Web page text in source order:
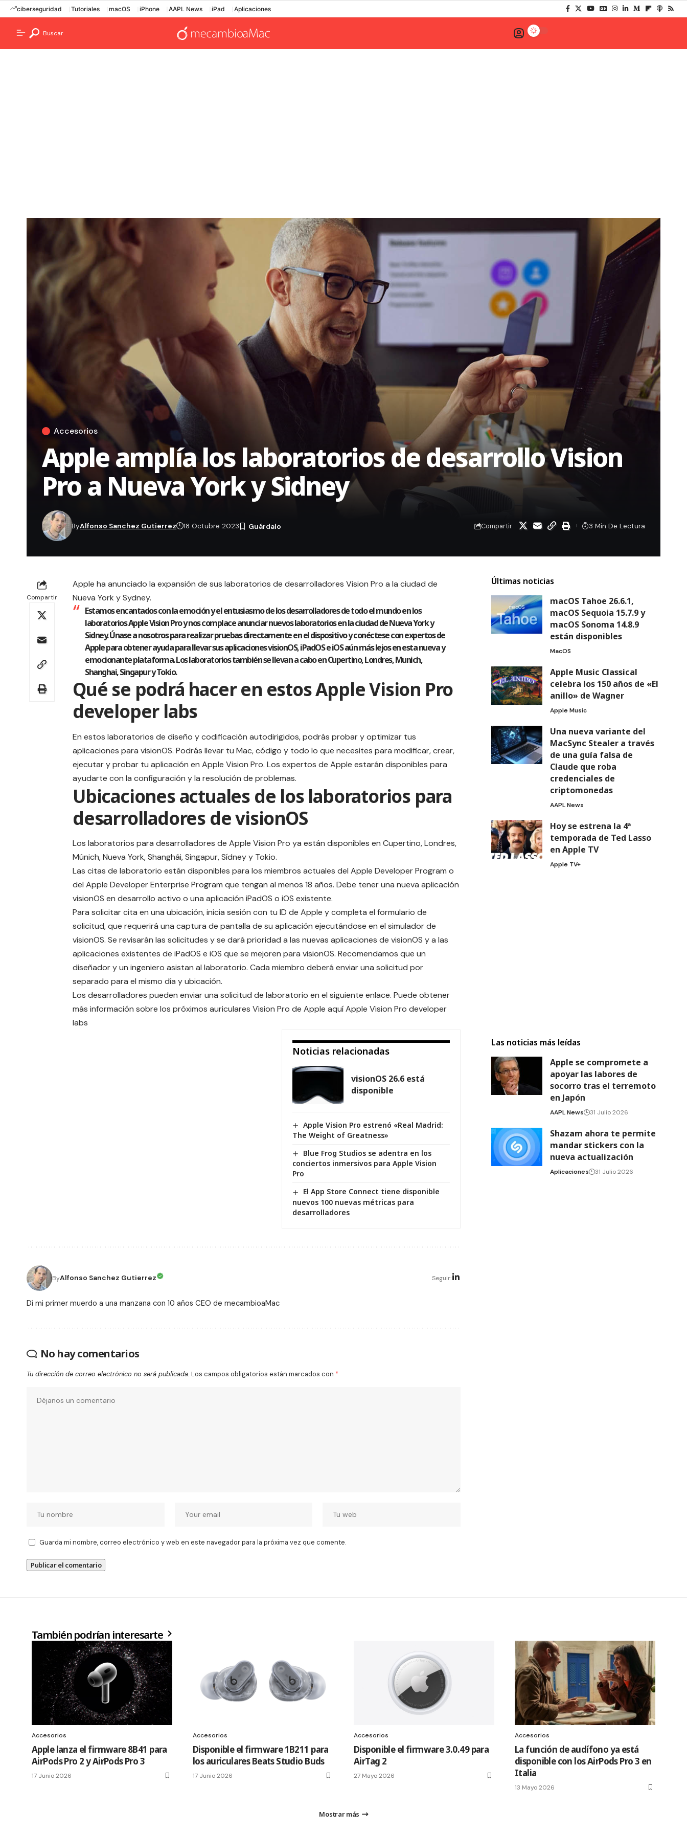
ciberseguridad Tutoriales macOS iPhone AAPL News iPad Aplicaciones
Buscar
Accesorios
Apple amplía los laboratorios de desarrollo Vision
Pro a Nueva York y Sidney
ByAlfonso Sanchez Gutierrez 18 Octubre 2023 Compartir 3 Min De Lectura
Compartir
Apple ha anunciado la expansión de sus laboratorios de desarrolladores Vision Pro a la ciudad de
Nueva York y Sydney.
Estamos encantados con la emoción y el entusiasmo de los desarrolladores de todo el mundo en los
laboratorios Apple Vision Pro y nos complace anunciar nuevos laboratorios en la ciudad de Nueva York y
Sidney. Únase a nosotros para realizar pruebas directamente en el dispositivo y conéctese con expertos de
Apple para obtener ayuda para llevar sus aplicaciones visionOS, iPadOS e iOS aún más lejos en esta nueva y
emocionante plataforma. Los laboratorios también se llevan a cabo en Cupertino, Londres, Munich,
Shanghai, Singapur y Tokio.
Qué se podrá hacer en estos Apple Vision Pro
developer labs
En estos laboratorios de diseño y codificación autodirigidos, podrás probar y optimizar tus
aplicaciones para visionOS. Podrás llevar tu Mac, código y todo lo que necesites para modificar, crear,
ejecutar y probar tu aplicación en Apple Vision Pro. Los expertos de Apple estarán disponibles para
ayudarte con la configuración y la resolución de problemas.
Ubicaciones actuales de los laboratorios para
desarrolladores de visionOS
Los laboratorios para desarrolladores de Apple Vision Pro ya están disponibles en Cupertino, Londres,
Múnich, Nueva York, Shanghái, Singapur, Sídney y Tokio.
Las citas de laboratorio están disponibles para los miembros actuales del Apple Developer Program o
del Apple Developer Enterprise Program que tengan al menos 18 años. Debe tener una nueva aplicación
visionOS en desarrollo activo o una aplicación iPadOS o iOS existente.
Para solicitar cita en una ubicación, inicia sesión con tu ID de Apple y completa el formulario de
solicitud, que requerirá una captura de pantalla de su aplicación ejecutándose en el simulador de
visionOS. Se revisarán las solicitudes y se dará prioridad a las nuevas aplicaciones de visionOS y a las
aplicaciones existentes de iPadOS e iOS que se mejoren para visionOS. Recomendamos que un
diseñador y un ingeniero asistan al laboratorio. Cada miembro deberá enviar una solicitud por
separado para el mismo día y ubicación.
Los desarrolladores pueden enviar una solicitud de laboratorio en el siguiente enlace. Puede obtener
más información sobre los próximos auriculares Vision Pro de Apple aquíApple Vision Pro developer
labs
Noticias relacionadas
visionOS 26.6 está
disponible
Apple Vision Pro estrenó «Real Madrid:
The Weight of Greatness»
Blue Frog Studios se adentra en los
conciertos inmersivos para Apple Vision
Pro
El App Store Connect tiene disponible
nuevos 100 nuevas métricas para
desarrolladores
ByAlfonso Sanchez Gutierrez Seguir:
Dí mi primer muerdo a una manzana con 10 años CEO de mecambioaMac
No hay comentarios
Tu dirección de correo electrónico no será publicada. Los campos obligatorios están marcados con *
Guarda mi nombre, correo electrónico y web en este navegador para la próxima vez que comente.
Últimas noticias
macOS Tahoe 26.6.1,
macOS Sequoia 15.7.9 y
macOS Sonoma 14.8.9
están disponibles
MacOS
Apple Music Classical
celebra los 150 años de «El
anillo» de Wagner
Apple Music
Una nueva variante del
MacSync Stealer a través
de una guía falsa de
Claude que roba
credenciales de
criptomonedas
AAPL News
Hoy se estrena la 4ª
temporada de Ted Lasso
en Apple TV
Apple TV+
Las noticias más leídas
Apple se compromete a
apoyar las labores de
socorro tras el terremoto
en Japón
AAPL News 31 Julio 2026
Shazam ahora te permite
mandar stickers con la
nueva actualización
Aplicaciones 31 Julio 2026
También podrían interesarte
Accesorios
Apple lanza el firmware 8B41 para
AirPods Pro 2 y AirPods Pro 3
17 Junio 2026
Accesorios
Disponible el firmware 1B211 para
los auriculares Beats Studio Buds
17 Junio 2026
Accesorios
Disponible el firmware 3.0.49 para
AirTag 2
27 Mayo 2026
Accesorios
La función de audífono ya está
disponible con los AirPods Pro 3 en
Italia
13 Mayo 2026
Mostrar más